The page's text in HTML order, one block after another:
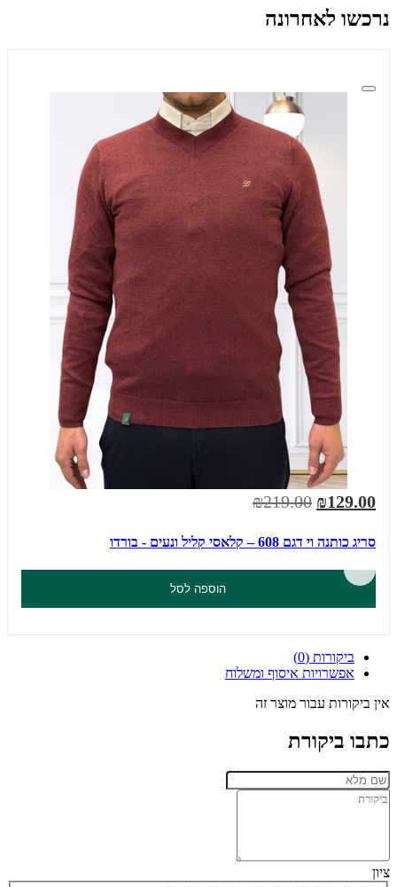
נרכשו לאחרונה
₪129.00
₪219.00
סריג כותנה וי דגם 608 – קלאסי קליל ונעים - בורדו
הוספה לסל
ביקורות (0)
אפשרויות איסוף ומשלוח
אין ביקורות עבור מוצר זה
כתבו ביקורת
ציון